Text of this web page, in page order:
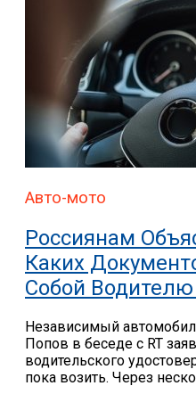
Авто-мото
Россиянам
Каких
Собой
Независимый
Попов в беседе с RT
водительского
пока возить. Через